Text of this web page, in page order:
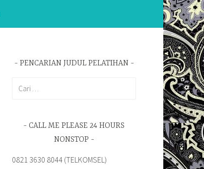
PENCARIAN JUDUL PELATIHAN
CALL ME PLEASE 24 HOURS
NONSTOP
0821 3630 8044 (TELKOMSEL)